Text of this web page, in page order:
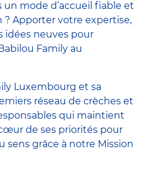
mode d’accueil fiable et
? Apporter votre expertise,
idées neuves pour
Family au
Luxembourg et sa
réseau de crèches et
qui maintient
de ses priorités pour
sens grâce à notre Mission